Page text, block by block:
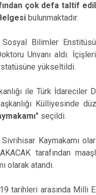
çok defa taltif
bulunmaktadır.
Bilimler
Unvanı aldı.
statüsüne yükseltildi.
ile Türk İdareciler
Külliyesinde
seçildi.
Kaymakamı
tarafından
olarak atandı.
tarihleri arasında Milli